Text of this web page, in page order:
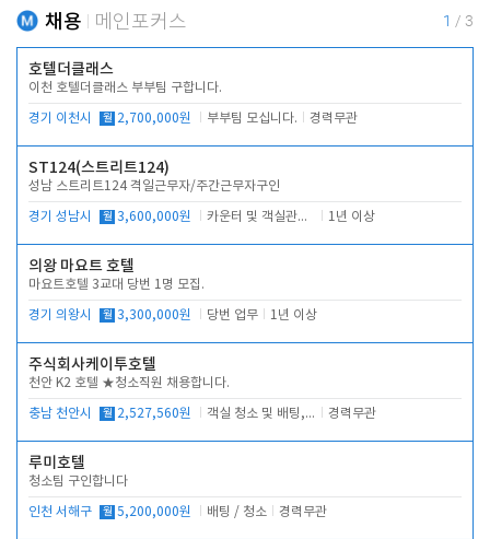
채용 메인포커스 1 / 3
호텔더클래스
이천 호텔더클래스 부부팀 구합니다.
경기 이천시 월 2,700,000원 부부팀 모십니다. 경력무관
ST124(스트리트124)
성남 스트리트124 격일근무자/주간근무자구인
경기 성남시 월 3,600,000원 카운터 및 객실관리 전반 1년 이상
의왕 마요트 호텔
마요트호텔 3교대 당번 1명 모집.
경기 의왕시 월 3,300,000원 당번 업무 1년 이상
주식회사케이투호텔
천안 K2 호텔 ★청소직원 채용합니다.
충남 천안시 월 2,527,560원 객실 청소 및 배팅, 주변 시설 청소 경력무관
루미호텔
청소팀 구인합니다
인천 서해구 월 5,200,000원 배팅 / 청소 경력무관